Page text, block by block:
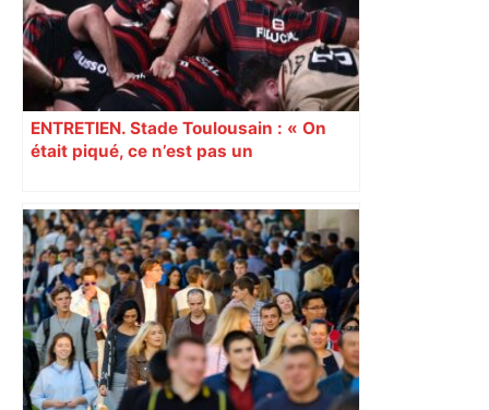
ENTRETIEN. Stade Toulousain : « On
était piqué, ce n’est pas un